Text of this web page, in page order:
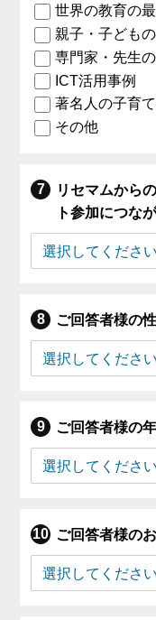
世界の教育の
親子・子ども
専門家・先生
ICT活用事例
著名人の子育
その他
リセマムから
ト参加につな
ご回答者様の
ご回答者様の
ご回答者様の